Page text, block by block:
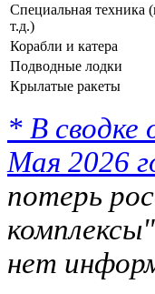
Специальная
т.д.)
Корабли и катера
Подводные лодки
Крылатые ракеты
* В сводке
Мая 2026
потерь
нет